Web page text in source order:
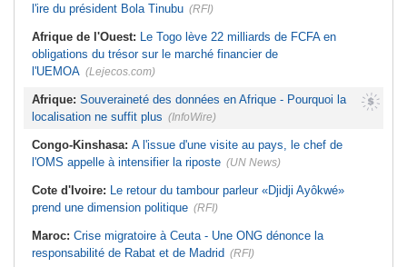
l'ire du président Bola Tinubu (RFI)
Afrique de l'Ouest: Le Togo lève 22 milliards de FCFA en
obligations du trésor sur le marché financier de
l'UEMOA (Lejecos.com)
Afrique: Souveraineté des données en Afrique - Pourquoi la
localisation ne suffit plus (InfoWire)
Congo-Kinshasa: A l'issue d'une visite au pays, le chef de
l'OMS appelle à intensifier la riposte (UN News)
Cote d'Ivoire: Le retour du tambour parleur «Djidji Ayôkwé»
prend une dimension politique (RFI)
Maroc: Crise migratoire à Ceuta - Une ONG dénonce la
responsabilité de Rabat et de Madrid (RFI)